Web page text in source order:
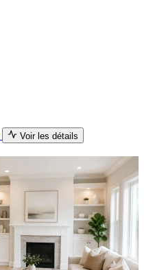
Voir les détails